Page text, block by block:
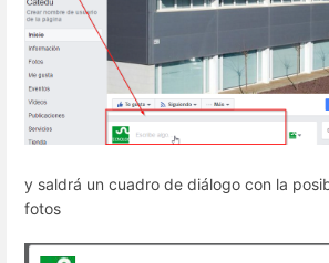
y saldrá un cuadro de diálogo con la
fotos